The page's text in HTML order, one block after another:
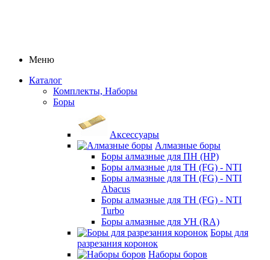
Меню
Каталог
Комплекты, Наборы
Боры
Аксессуары
Алмазные боры
Боры алмазные для ПН (HP)
Боры алмазные для ТН (FG) - NTI
Боры алмазные для ТН (FG) - NTI
Abacus
Боры алмазные для ТН (FG) - NTI
Turbo
Боры алмазные для УН (RA)
Боры для
разрезания коронок
Наборы боров